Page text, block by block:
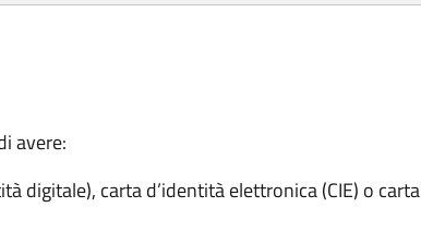
avere:
digitale), carta d’identità elettronica (CIE) o carta